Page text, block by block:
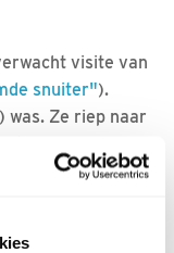
visite van
snuiter").
was. Ze riep naar
ook niet terug...
boven, van